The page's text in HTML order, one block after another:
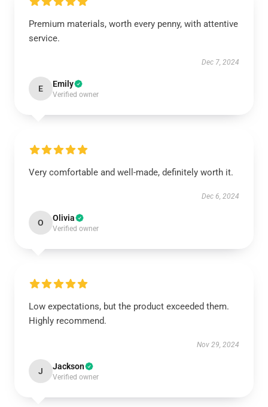
Premium materials, worth every penny, with attentive
service.
Dec 7, 2024
E Emily
Verified owner
Very comfortable and well-made, definitely worth it.
Dec 6, 2024
O Olivia
Verified owner
Low expectations, but the product exceeded them.
Highly recommend.
Nov 29, 2024
J Jackson
Verified owner